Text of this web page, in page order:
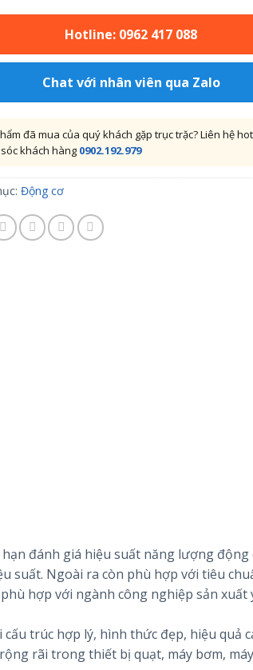
Hotline: 0962 417 088
Chat với nhân viên qua Zalo
đã mua của quý khách gặp trục trặc? Liên hệ
khách hàng 0902.192.979
Động cơ
hạn đánh giá hiệu suất năng lượng động
suất. Ngoài ra còn phù hợp với tiêu
hợp với ngành công nghiệp sản xuất
cấu trúc hợp lý, hình thức đẹp, hiệu quả
rãi trong thiết bị quạt, máy bơm,